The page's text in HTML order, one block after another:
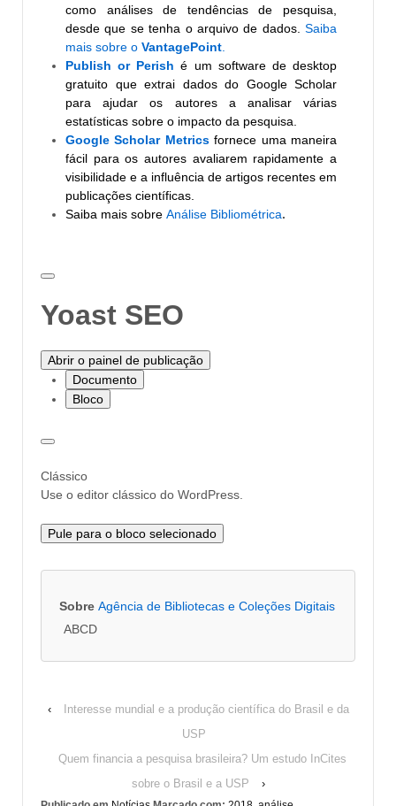
como análises de tendências de pesquisa,
desde que se tenha o arquivo de dados. Saiba
mais sobre o VantagePoint
Publish or Perish é um software de desktop
gratuito que extrai dados do Google Scholar
para ajudar os autores a analisar várias
estatísticas sobre o impacto da pesquisa.
Google Scholar Metrics fornece uma maneira
fácil para os autores avaliarem rapidamente a
visibilidade e a influência de artigos recentes em
publicações científicas.
Saiba mais sobre Análise Bibliométrica.
Alternar
Yoast
SEO
Yoast SEO
Abrir o painel de publicação
Documento
Bloco
Clássico
Use o editor clássico do WordPress.
Pule para o bloco selecionado
Sobre Agência de Bibliotecas e Coleções Digitais
ABCD
‹
Interesse mundial e a produção científica do Brasil e da
USP
Quem financia a pesquisa brasileira? Um estudo InCites
sobre o Brasil e a USP
›